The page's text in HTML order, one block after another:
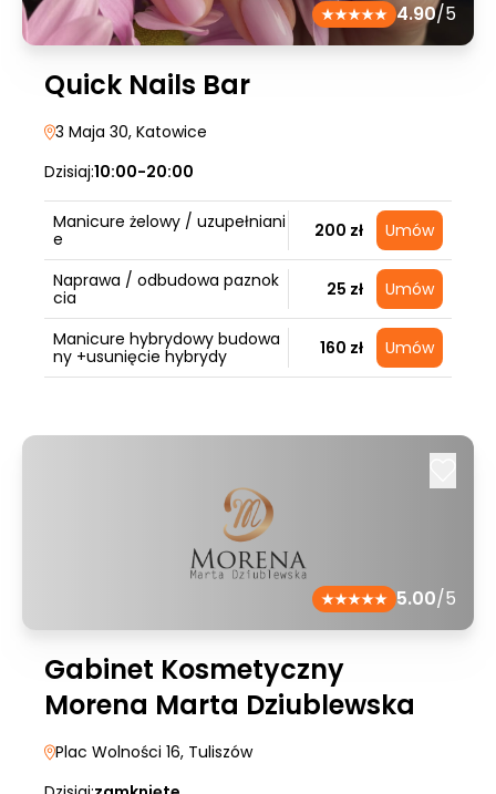
4.90/5
Quick Nails Bar
3 Maja 30, Katowice
Dzisiaj:10:00-20:00
Manicure żelowy / uzupełniani
e
200 zł Umów
Naprawa / odbudowa paznok
cia
25 zł Umów
Manicure hybrydowy budowa
ny +usunięcie hybrydy
160 zł Umów
5.00/5
Gabinet Kosmetyczny
Morena Marta Dziublewska
Plac Wolności 16, Tuliszów